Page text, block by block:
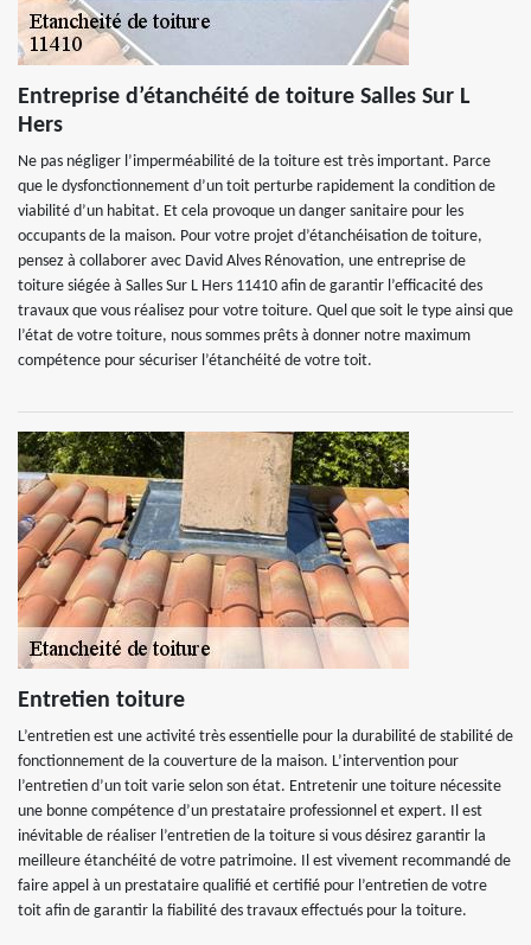
Entreprise d’étanchéité de toiture Salles Sur L
Hers
Ne pas négliger l’imperméabilité de la toiture est très important. Parce
que le dysfonctionnement d’un toit perturbe rapidement la condition de
viabilité d’un habitat. Et cela provoque un danger sanitaire pour les
occupants de la maison. Pour votre projet d’étanchéisation de toiture,
pensez à collaborer avec David Alves Rénovation, une entreprise de
toiture siégée à Salles Sur L Hers 11410 afin de garantir l’efficacité des
travaux que vous réalisez pour votre toiture. Quel que soit le type ainsi que
l’état de votre toiture, nous sommes prêts à donner notre maximum
compétence pour sécuriser l’étanchéité de votre toit.
Entretien toiture
L’entretien est une activité très essentielle pour la durabilité de stabilité de
fonctionnement de la couverture de la maison. L’intervention pour
l’entretien d’un toit varie selon son état. Entretenir une toiture nécessite
une bonne compétence d’un prestataire professionnel et expert. Il est
inévitable de réaliser l’entretien de la toiture si vous désirez garantir la
meilleure étanchéité de votre patrimoine. Il est vivement recommandé de
faire appel à un prestataire qualifié et certifié pour l’entretien de votre
toit afin de garantir la fiabilité des travaux effectués pour la toiture.